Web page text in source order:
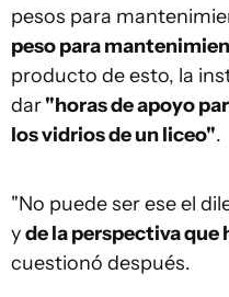
pesos para
peso para
producto de esto, la
dar"horas de apoyo
los vidrios de un liceo".
"No puede ser ese el
yde la perspectiva que
cuestionó después.